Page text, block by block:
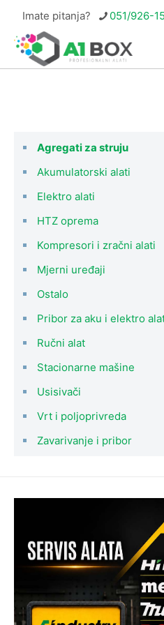
Imate pitanja? 051/926-
Agregati za struju
Akumulatorski alati
Elektro alati
HTZ oprema
Kompresori i zračni alati
Mjerni uređaji
Ostalo
Pribor za aku i elektro
Ručni alat
Stacionarne mašine
Usisivači
Vrt i poljoprivreda
Zavarivanje i pribor